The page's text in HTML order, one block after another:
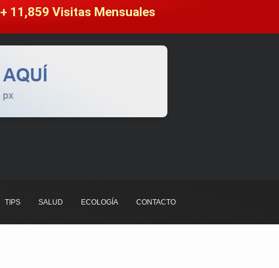
+ 11,859 Visitas Mensuales
TIPS SALUD ECOLOGÍA CONTACTO